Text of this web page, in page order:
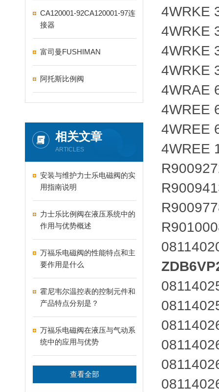
CA120001-92CA120001-97连
接器
富司曼FUSHIMAN
阿托斯比例阀
相关文章
ARTICLES
安装与维护力士乐电磁阀的实
用指南说明
力士乐比例阀在液压系统中的
作用与优势概述
万福乐电磁阀的性能特点和主
要作用是什么
霍尼韦尔温控表的控制元件和
产品特点分别是？
万福乐电磁阀在液压与气动系
统中的应用与优势
查看全部
4WRKE
4WRKE
4WRKE
4WRKE
4WRAE
4WREE
4WREE
4WREE